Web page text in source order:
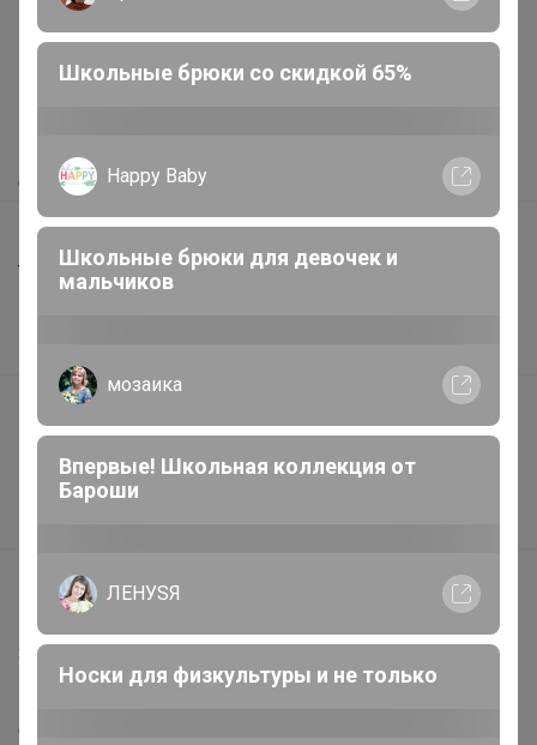
Как здесь все устроено?
Доставка
Шоурумы
Торговые марки
Подарочные сертификаты
Реклама на сайте
Поставщикам
support@24-ok.ru
Написать в поддержку
Защита покупателя
О нас
Школьные брюки со скидкой 65%
Happy Baby
Школьные брюки для девочек и
мальчиков
мозаика
Впервые! Школьная коллекция от
Бароши
ЛЕНУSЯ
Носки для физкультуры и не только